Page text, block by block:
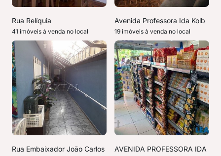
Rua Relíquia
41 imóveis à venda no local
Avenida Professora Ida Kolb
19 imóveis à venda no local
Rua Embaixador João Carlos
AVENIDA PROFESSORA IDA